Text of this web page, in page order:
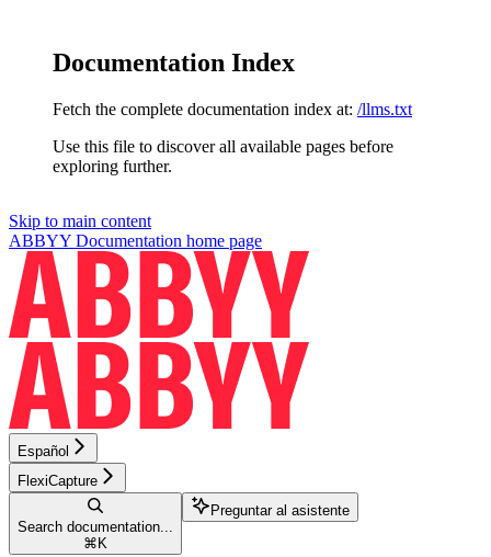
Documentation Index
Fetch the complete documentation index at: /llms.txt
Use this file to discover all available pages before
exploring further.
Skip to main content
ABBYY Documentation home page
Español
FlexiCapture
Search documentation...
⌘ K
Preguntar al asistente